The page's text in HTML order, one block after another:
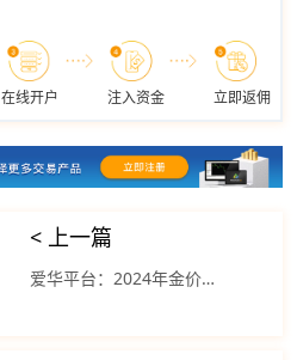
在线开户 注入资金 立即返佣
< 上一篇
爱华平台：2024年金价可能会创下历史新高